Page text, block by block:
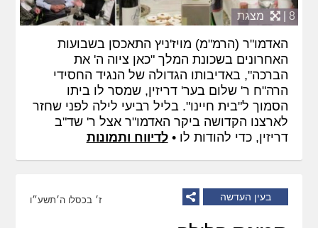
8 | מצגת
האדמו"ר (הרמ"מ) מויז'ניץ התאכסן בשבועות
האחרונים בשכונת המלך "כאן ציוה ה' את
הברכה", באדיבותו הגדולה של הנגיד החסידי
הרה"ח ר' שלום בער' דריזין, שמסר לו ביתו
הסמוך ל"בית חיינו". בליל רביעי לילה לפני שחזר
לארצנו הקדושה ביקר האדמו"ר אצל ר' שד"ב
דריזין, כדי להודות לו •לדיווח ותמונות
בעין העדשה ז׳ בכסלו ה׳תשע״ו